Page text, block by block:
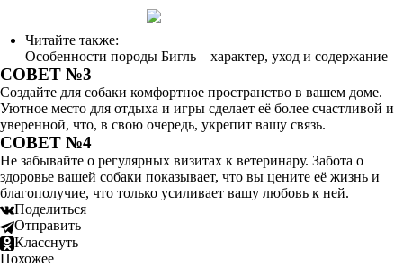
Читайте также:
Особенности породы Бигль – характер, уход и содержание
СОВЕТ №3
Создайте для собаки комфортное пространство в вашем доме.
Уютное место для отдыха и игры сделает её более счастливой и
уверенной, что, в свою очередь, укрепит вашу связь.
СОВЕТ №4
Не забывайте о регулярных визитах к ветеринару. Забота о
здоровье вашей собаки показывает, что вы цените её жизнь и
благополучие, что только усиливает вашу любовь к ней.
Поделиться
Отправить
Класснуть
Похожее